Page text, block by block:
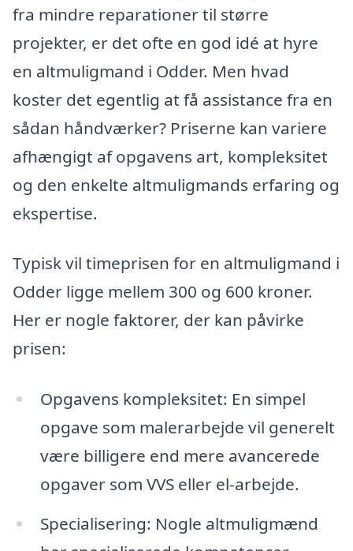
fra mindre reparationer til større
projekter, er det ofte en god idé at hyre
en altmuligmand i Odder. Men hvad
koster det egentlig at få assistance fra en
sådan håndværker? Priserne kan variere
afhængigt af opgavens art, kompleksitet
og den enkelte altmuligmands erfaring og
ekspertise.
Typisk vil timeprisen for en altmuligmand i
Odder ligge mellem 300 og 600 kroner.
Her er nogle faktorer, der kan påvirke
prisen:
Opgavens kompleksitet: En simpel
opgave som malerarbejde vil generelt
være billigere end mere avancerede
opgaver som VVS eller el-arbejde.
Specialisering: Nogle altmuligmænd